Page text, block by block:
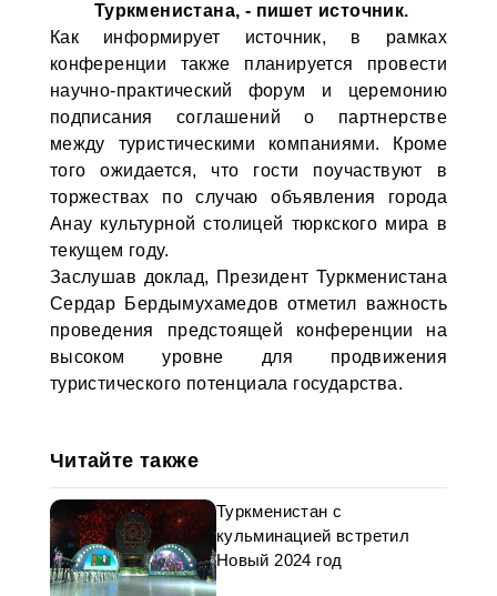
Туркменистана, - пишет источник.
Как информирует источник, в рамках
конференции также планируется провести
научно-практический форум и церемонию
подписания соглашений о партнерстве
между туристическими компаниями. Кроме
того ожидается, что гости поучаствуют в
торжествах по случаю объявления города
Анау культурной столицей тюркского мира в
текущем году.
Заслушав доклад, Президент Туркменистана
Сердар Бердымухамедов отметил важность
проведения предстоящей конференции на
высоком уровне для продвижения
туристического потенциала государства.
Читайте также
Туркменистан с
кульминацией встретил
Новый 2024 год